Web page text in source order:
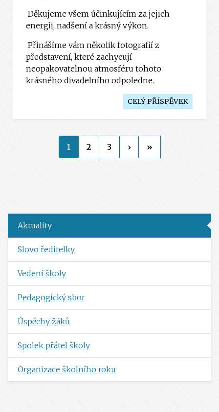
Děkujeme všem účinkujícím za jejich
energii, nadšení a krásný výkon.
Přinášíme vám několik fotografií z
představení, které zachycují
neopakovatelnou atmosféru tohoto
krásného divadelního odpoledne.
CELÝ PŘÍSPĚVEK
1 2 3 › »
Aktuality
Slovo ředitelky
Vedení školy
Pedagogický sbor
Úspěchy žáků
Spolek přátel školy
Organizace školního roku